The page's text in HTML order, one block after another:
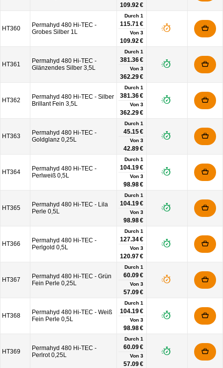
109.92 €
HT360
Permahyd 480 Hi-TEC -
Grobes Silber 1L
Durch 1
115.71 €
Von 3
109.92 €
HT361
Permahyd 480 Hi-TEC -
Glänzendes Silber 3,5L
Durch 1
381.36 €
Von 3
362.29 €
HT362
Permahyd 480 Hi-TEC - Silber
Brillant Fein 3,5L
Durch 1
381.36 €
Von 3
362.29 €
HT363
Permahyd 480 Hi-TEC -
Goldglanz 0,25L
Durch 1
45.15 €
Von 3
42.89 €
HT364
Permahyd 480 Hi-TEC -
Perlweiß 0,5L
Durch 1
104.19 €
Von 3
98.98 €
HT365
Permahyd 480 Hi-TEC - Lila
Perle 0,5L
Durch 1
104.19 €
Von 3
98.98 €
HT366
Permahyd 480 Hi-TEC -
Perlgold 0,5L
Durch 1
127.34 €
Von 3
120.97 €
HT367
Permahyd 480 Hi-TEC - Grün
Fein Perle 0,25L
Durch 1
60.09 €
Von 3
57.09 €
HT368
Permahyd 480 Hi-TEC - Weiß
Fein Perle 0,5L
Durch 1
104.19 €
Von 3
98.98 €
HT369
Permahyd 480 Hi-TEC -
Perlrot 0,25L
Durch 1
60.09 €
Von 3
57.09 €